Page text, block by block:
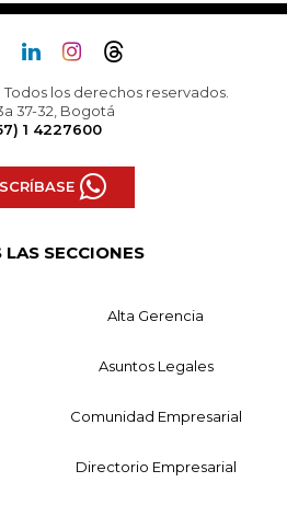
Todos los derechos reservados.
37-32, Bogotá
1 4227600
LAS SECCIONES
Alta Gerencia
Asuntos Legales
Comunidad Empresarial
Directorio Empresarial